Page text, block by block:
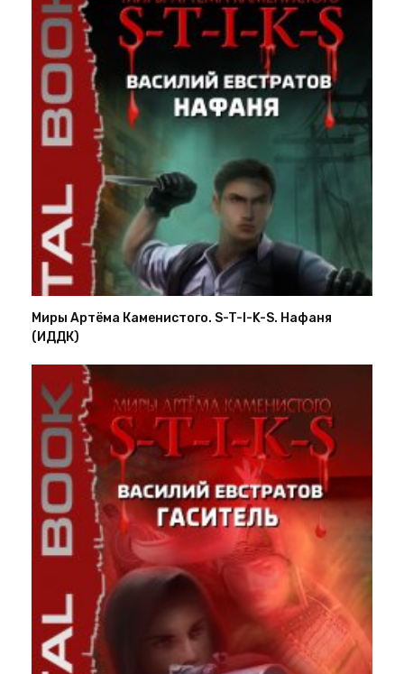
Миры Артёма Каменистого. S-T-I-K-S. Нафаня
(ИДДК)